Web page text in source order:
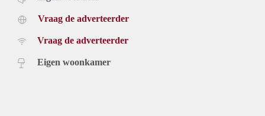
Vraag de adverteerder
Vraag de adverteerder
Eigen woonkamer